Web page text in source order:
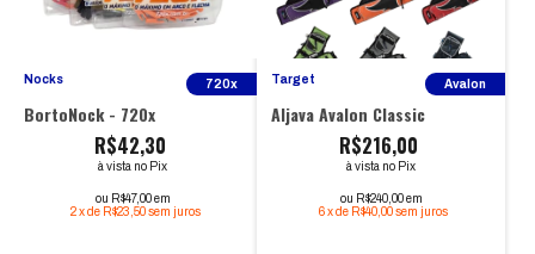
Nocks 720x
BortoNock - 720x
R$42,30
à vista no Pix
ou R$47,00 em
2xde R$23,50sem juros
Target Avalon
Aljava Avalon Classic
R$216,00
à vista no Pix
ou R$240,00 em
6 xde R$40,00 sem juros